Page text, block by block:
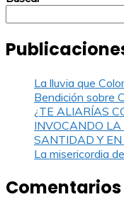
La lluvia que
Bendición sobre
¿TE ALIARÍAS
INVOCANDO LA
SANTIDAD Y
La misericordia